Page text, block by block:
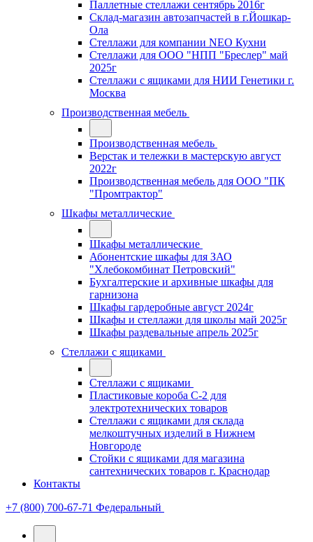
Паллетные стеллажи сентябрь 2016г
Склад-магазин автозапчастей в г.Йошкар-
Ола
Стеллажи для компании NEO Кухни
Стеллажи для ООО "НПП "Бреслер" май
2025г
Стеллажи с ящиками для НИИ Генетики г.
Москва
Производственная мебель
Производственная мебель
Верстак и тележки в мастерскую август
2022г
Производственная мебель для ООО "ПК
"Промтрактор"
Шкафы металлические
Шкафы металлические
Абонентские шкафы для ЗАО
"Хлебокомбинат Петровский"
Бухгалтерские и архивные шкафы для
гарнизона
Шкафы гардеробные август 2024г
Шкафы и стеллажи для школы май 2025г
Шкафы раздевальные апрель 2025г
Стеллажи с ящиками
Стеллажи с ящиками
Пластиковые короба С-2 для
электротехнических товаров
Стеллажи с ящиками для склада
мелкоштучных изделий в Нижнем
Новгороде
Стойки с ящиками для магазина
сантехнических товаров г. Краснодар
Контакты
+7 (800) 700-67-71 Федеральный